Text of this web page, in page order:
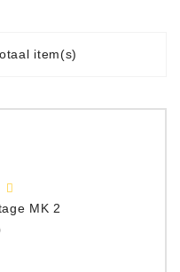
item(s)
MK 2
Prijs